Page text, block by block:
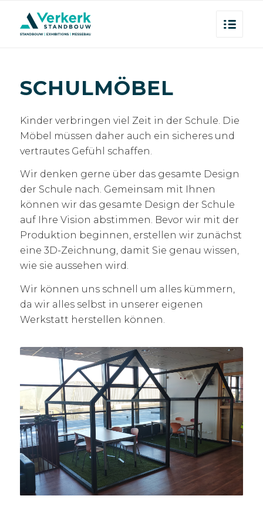
SCHULMÖBEL
Kinder verbringen viel Zeit in der Schule. Die
Möbel müssen daher auch ein sicheres und
vertrautes Gefühl schaffen.
Wir denken gerne über das gesamte Design
der Schule nach. Gemeinsam mit Ihnen
können wir das gesamte Design der Schule
auf Ihre Vision abstimmen. Bevor wir mit der
Produktion beginnen, erstellen wir zunächst
eine 3D-Zeichnung, damit Sie genau wissen,
wie sie aussehen wird.
Wir können uns schnell um alles kümmern,
da wir alles selbst in unserer eigenen
Werkstatt herstellen können.